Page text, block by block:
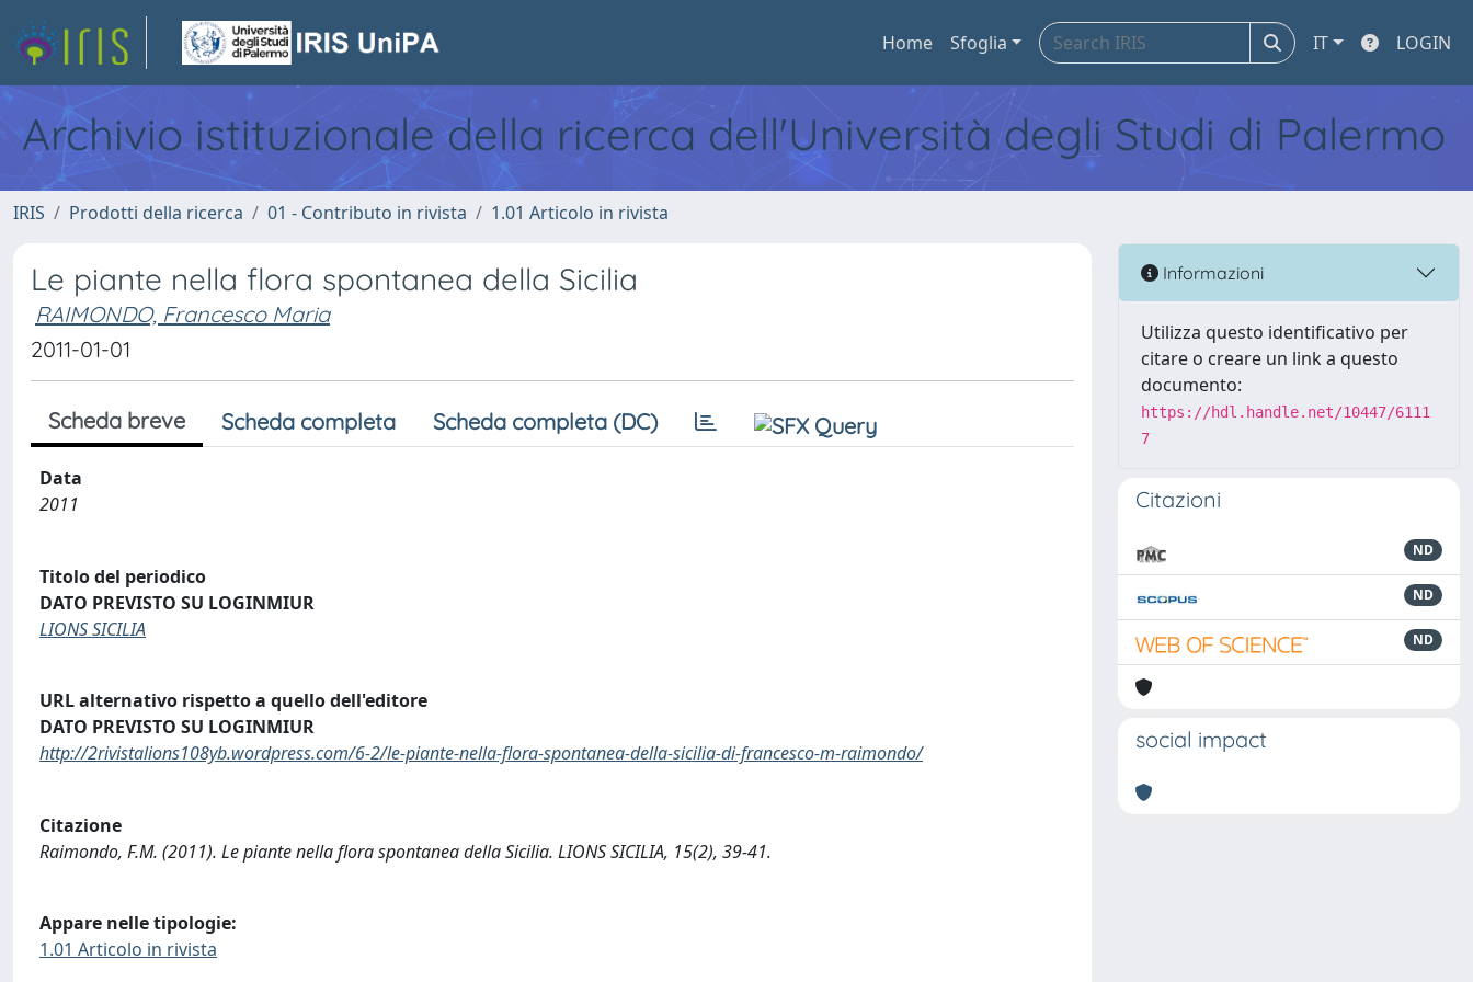
Home Sfoglia IT LOGIN
Archivio istituzionale della ricerca dell'Università degli Studi di Palermo
IRIS Prodotti della ricerca 01 - Contributo in rivista 1.01 Articolo in rivista
Le piante nella flora spontanea della Sicilia
RAIMONDO, Francesco Maria
2011-01-01
Scheda breve Scheda completa Scheda completa (DC)
Data
2011
Titolo del periodico
DATO PREVISTO SU LOGINMIUR
LIONS SICILIA
URL alternativo rispetto a quello dell'editore
DATO PREVISTO SU LOGINMIUR
http://2rivistalions108yb.wordpress.com/6-2/le-piante-nella-flora-spontanea-della-sicilia-di-francesco-m-raimondo/
Citazione
Raimondo, F.M. (2011). Le piante nella flora spontanea della Sicilia. LIONS SICILIA, 15(2), 39-41.
Appare nelle tipologie:
1.01 Articolo in rivista
Informazioni
Utilizza questo identificativo per
citare o creare un link a questo
documento:
https://hdl.handle.net/10447/6111
7
Citazioni
ND
ND
ND
social impact